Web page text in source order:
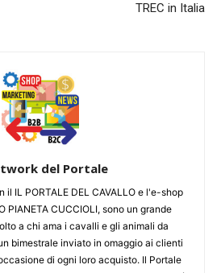
TREC in Italia
del Portale
il IL PORTALE DEL CAVALLO e l'e-shop
PIANETA CUCCIOLI, sono un grande
a chi ama i cavalli e gli animali da
bimestrale inviato in omaggio ai clienti
di ogni loro acquisto. Il Portale